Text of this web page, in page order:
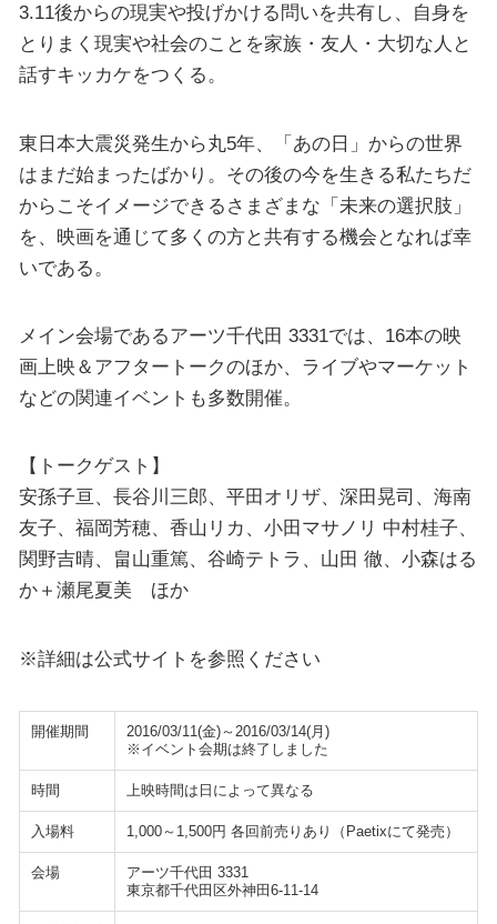
3.11後からの現実や投げかける問いを共有し、自身を
とりまく現実や社会のことを家族・友人・大切な人と
話すキッカケをつくる。
東日本大震災発生から丸5年、「あの日」からの世界
はまだ始まったばかり。その後の今を生きる私たちだ
からこそイメージできるさまざまな「未来の選択肢」
を、映画を通じて多くの方と共有する機会となれば幸
いである。
メイン会場であるアーツ千代田 3331では、16本の映
画上映＆アフタートークのほか、ライブやマーケット
などの関連イベントも多数開催。
【トークゲスト】
安孫子亘、長谷川三郎、平田オリザ、深田晃司、海南
友子、福岡芳穂、香山リカ、小田マサノリ 中村桂子、
関野吉晴、畠山重篤、谷崎テトラ、山田 徹、小森はる
か＋瀬尾夏美 ほか
※詳細は公式サイトを参照ください
開催期間
2016/03/11(金)～2016/03/14(月)
※イベント会期は終了しました
時間 上映時間は日によって異なる
入場料 1,000～1,500円 各回前売りあり（Paetixにて発売）
会場
アーツ千代田 3331
東京都千代田区外神田6-11-14